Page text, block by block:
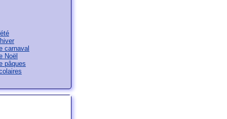
carnaval
Noël
pâques